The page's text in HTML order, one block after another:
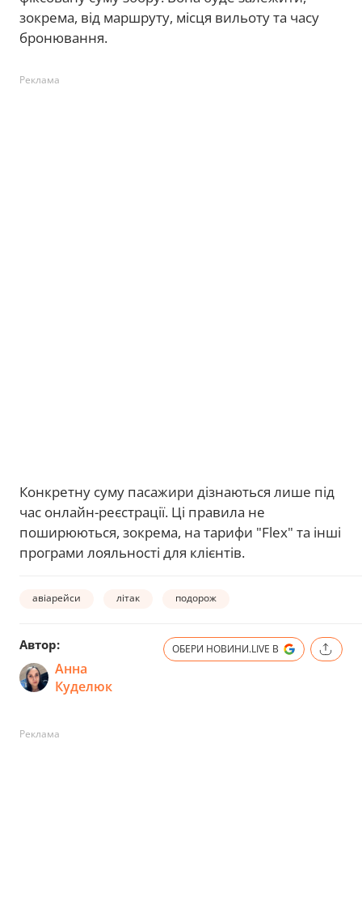
зокрема, від маршруту, місця вильоту та часу
бронювання.
Реклама
Конкретну суму пасажири дізнаються лише під
час онлайн-реєстрації. Ці правила не
поширюються, зокрема, на тарифи "Flex" та інші
програми лояльності для клієнтів.
авіарейси літак подорож
Автор:
Анна
Куделюк
ОБЕРИ НОВИНИ.LIVE В
Реклама